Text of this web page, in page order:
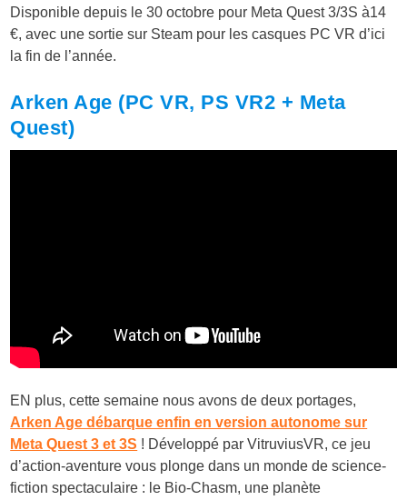
Disponible depuis le 30 octobre pour Meta Quest 3/3S à14
€, avec une sortie sur Steam pour les casques PC VR d’ici
la fin de l’année.
Arken Age (PC VR, PS VR2 + Meta
Quest)
EN plus, cette semaine nous avons de deux portages,
Arken Age débarque enfin en version autonome sur
Meta Quest 3 et 3S ! Développé par VitruviusVR, ce jeu
d’action-aventure vous plonge dans un monde de science-
fiction spectaculaire : le Bio-Chasm, une planète